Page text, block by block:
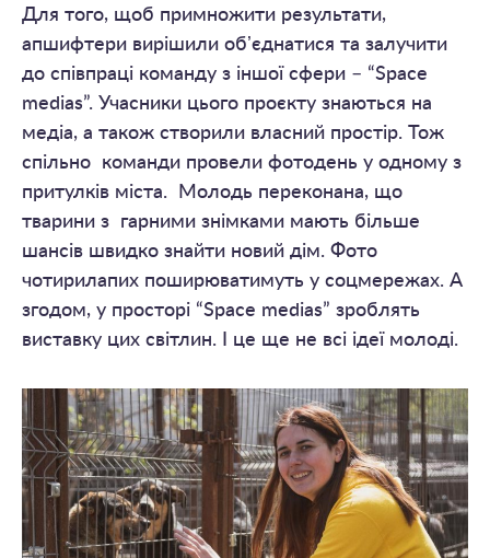
Для того, щоб примножити результати,
апшифтери вирішили обʼєднатися та залучити
до співпраці команду з іншої сфери – “Space
medias”. Учасники цього проєкту знаються на
медіа, а також створили власний простір. Тож
спільно команди провели фотодень у одному з
притулків міста. Молодь переконана, що
тварини з гарними знімками мають більше
шансів швидко знайти новий дім. Фото
чотирилапих поширюватимуть у соцмережах. А
згодом, у просторі “Space medias” зроблять
виставку цих світлин. І це ще не всі ідеї молоді.